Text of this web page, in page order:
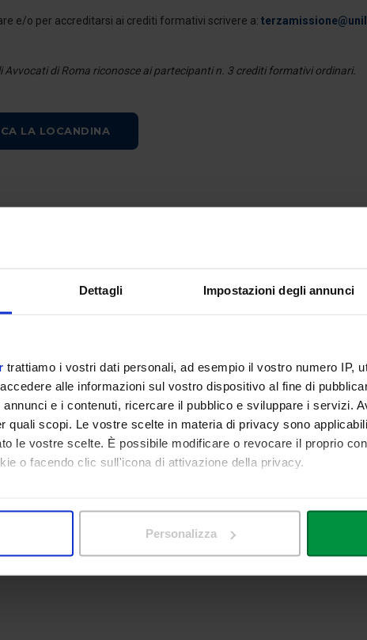
Dettagli Impostazioni degli annunci
trattiamo i vostri dati personali, ad esempio il vostro numero IP,
alle informazioni sul vostro dispositivo al fine di
e i contenuti, ricercare il pubblico e sviluppare i servizi.
quali scopi. Le vostre scelte in materia di privacy sono
le vostre scelte. È possibile modificare o revocare il proprio
o facendo clic sull'icona di attivazione della privacy.
scansionandolo attivamente alla ricerca di caratteristiche
Personalizza
e/o per accreditarsi ai crediti formativi scrivere a:
Avvocati di Roma riconosce ai partecipanti n. 3 crediti formativi ordinari.
LA LOCANDINA